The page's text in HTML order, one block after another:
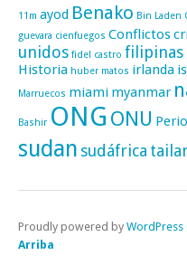
11m ayod Benako Bin Laden
guevara cienfuegos Conflictos
unidos fidel castro filipinas
Historia huber matos irlanda
Marruecos miami myanmar
Bashir ONG ONU
sudan sudáfrica
Proudly powered by WordPress
Arriba